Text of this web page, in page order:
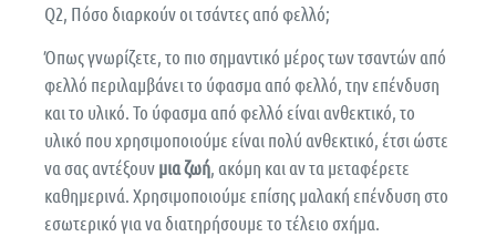
Q2, Πόσο διαρκούν οι τσάντες από φελλό;
Όπως γνωρίζετε, το πιο σημαντικό μέρος των τσαντών από
φελλό περιλαμβάνει το ύφασμα από φελλό, την επένδυση
και το υλικό. Το ύφασμα από φελλό είναι ανθεκτικό, το
υλικό που χρησιμοποιούμε είναι πολύ ανθεκτικό, έτσι ώστε
να σας αντέξουν μια ζωή, ακόμη και αν τα μεταφέρετε
καθημερινά. Χρησιμοποιούμε επίσης μαλακή επένδυση στο
εσωτερικό για να διατηρήσουμε το τέλειο σχήμα.